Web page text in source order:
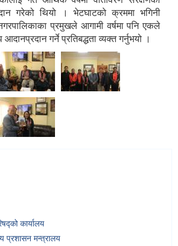
गरेको थियो । भेटघाटको क्रममा भगिनी
प्रमुखले आगामी वर्षमा पनि एकले
गर्ने प्रतिबद्धता व्यक्त गर्नुभयो ।
कार्यालय
प्रशासन मन्त्रालय